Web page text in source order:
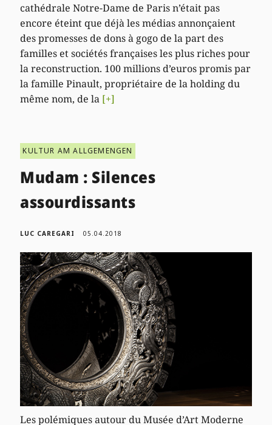
cathédrale Notre-Dame de Paris n’était pas
encore éteint que déjà les médias annonçaient
des promesses de dons à gogo de la part des
familles et sociétés françaises les plus riches pour
la reconstruction. 100 millions d’euros promis par
la famille Pinault, propriétaire de la holding du
même nom, de la [+]
KULTUR AM ALLGEMENGEN
Mudam : Silences
assourdissants
LUC CAREGARI 05.04.2018
Les polémiques autour du Musée d’Art Moderne